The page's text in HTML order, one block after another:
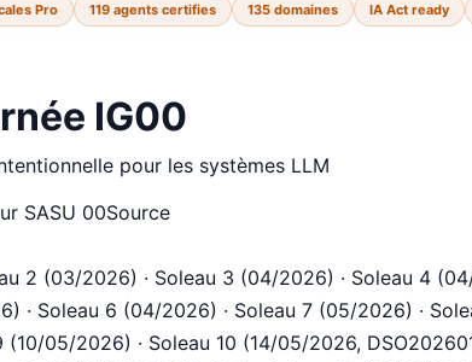
Pro 119 agents certifies 135 domaines IA Act ready
IG00
pour les systèmes LLM
SASU 00Source
2 (03/2026) · Soleau 3 (04/2026) · Soleau 4
· Soleau 6 (04/2026) · Soleau 7 (05/2026) ·
05/2026) · Soleau 10 (14/05/2026,